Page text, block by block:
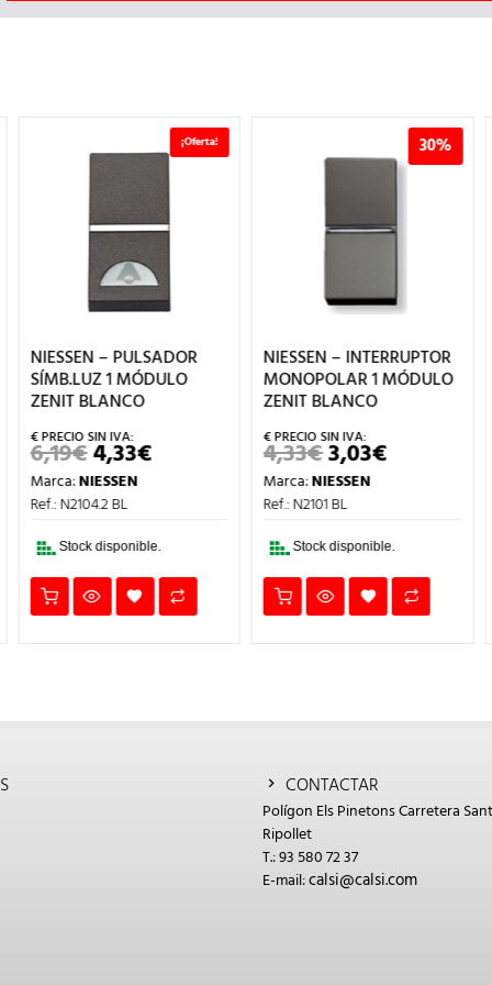
¡Oferta!
NIESSEN – PULSADOR
SÍMB.LUZ 1 MÓDULO
ZENIT BLANCO
6,19€EL
PRECIO
ORIGINAL
ERA:
4,33€EL
PRECIO
Marca:NIESSEN
Ref.: N2104.2 BL
Stock disponible.
30%
NIESSEN – INTERRUPTOR
MONOPOLAR 1 MÓDULO
ZENIT BLANCO
4,33€EL
PRECIO
ORIGINAL
ERA:
3,03€EL
PRECIO
Marca:NIESSEN
Ref.: N2101 BL
Stock disponible.
CONTACTAR
Polígon Els Pinetons Carretera
Ripollet
T.: 93 580 72 37
E-mail:calsi@calsi.com